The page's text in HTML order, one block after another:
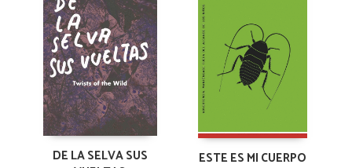
DE LA SELVA SUS
ESTE ES MI CUERPO